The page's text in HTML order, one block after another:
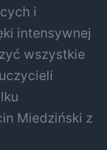
i
intensywnej
wszystkie
Miedziński z